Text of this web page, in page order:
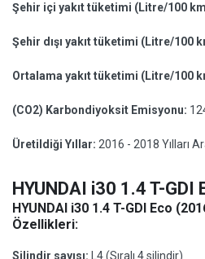
Şehir içi yakıt tüketimi (Litre/100
Şehir dışı yakıt tüketimi (Litre/100
Ortalama yakıt tüketimi (Litre/100
(CO2) Karbondiyoksit Emisyonu:
Üretildiği Yıllar: 2016 - 2018 Yılları
HYUNDAI i30 1.4 T-
HYUNDAI i30 1.4 T-GDI Eco
Özellikleri:
Silindir sayısı: L4 (Sıralı 4 silindir)